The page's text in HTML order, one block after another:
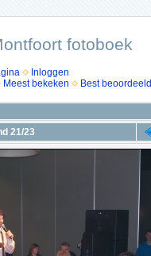
fotoboek
Inloggen
Meest bekeken Best beoordeeld
21/23